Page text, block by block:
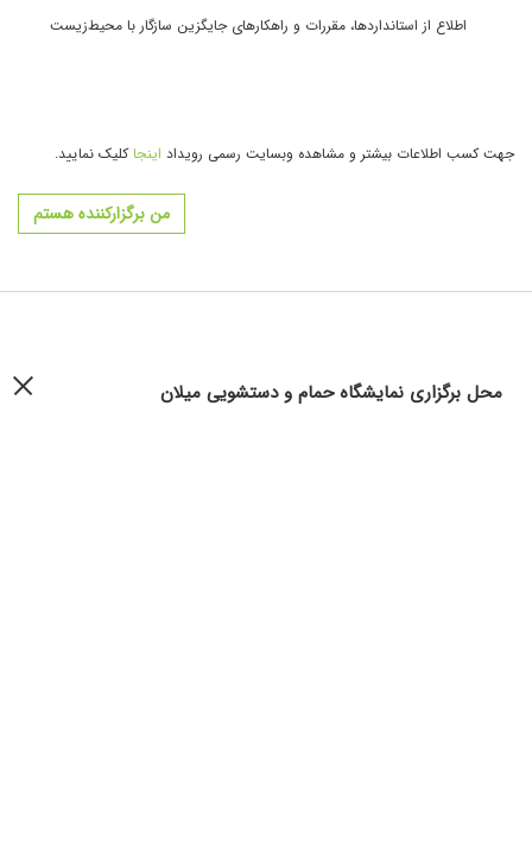
اطلاع از استانداردها، مقررات و راهکارهای جایگزین سازگار با محیط‌زیست
جهت کسب اطلاعات بیشتر و مشاهده وبسایت رسمی رویداد اینجاکلیک نمایید.
من برگزارکننده هستم
محل برگزاری نمایشگاه حمام و دستشویی میلان